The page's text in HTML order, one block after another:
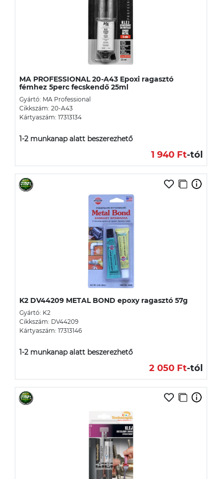
MA PROFESSIONAL 20-A43 Epoxi ragasztó
fémhez 5perc fecskendő 25ml
Gyártó: MA Professional
Cikkszám: 20-A43
Kártyaszám: 17313134
1-2 munkanap alatt beszerezhető
1 940 Ft-tól
K2 DV44209 METAL BOND epoxy ragasztó 57g
Gyártó: K2
Cikkszám: DV44209
Kártyaszám: 17313146
1-2 munkanap alatt beszerezhető
2 050 Ft-tól